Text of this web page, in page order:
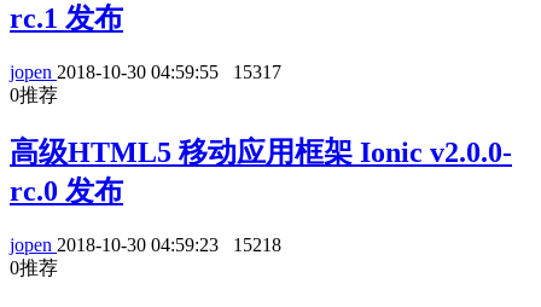
rc.1 发布
jopen 2018-10-30 04:59:55
15317
0推荐
高级HTML5 移动应用框架 Ionic v2.0.0-
rc.0 发布
jopen 2018-10-30 04:59:23
15218
0推荐